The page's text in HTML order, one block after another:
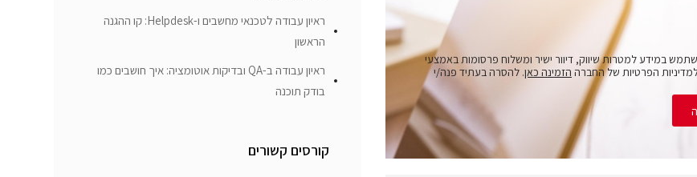
במידע למטרות שיווק, דיוור ישיר ומשלוח פרסומות באמצעי
הפרטיות של החברה הזמינה כאן. להסרה בעתיד פנה/י
ראיון עבודה לטכנאי מחשבים ו-Helpdesk: קו ההגנה
הראשון
ראיון עבודה ב-QA ובדיקות אוטומציה: איך חושבים כמו
בודק תוכנה
קורסים קשורים